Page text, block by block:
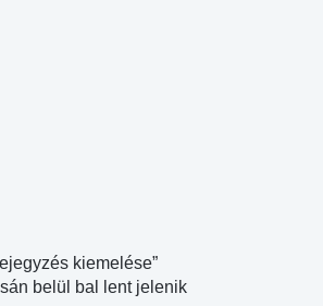
kiemelése”
belül bal lent jelenik